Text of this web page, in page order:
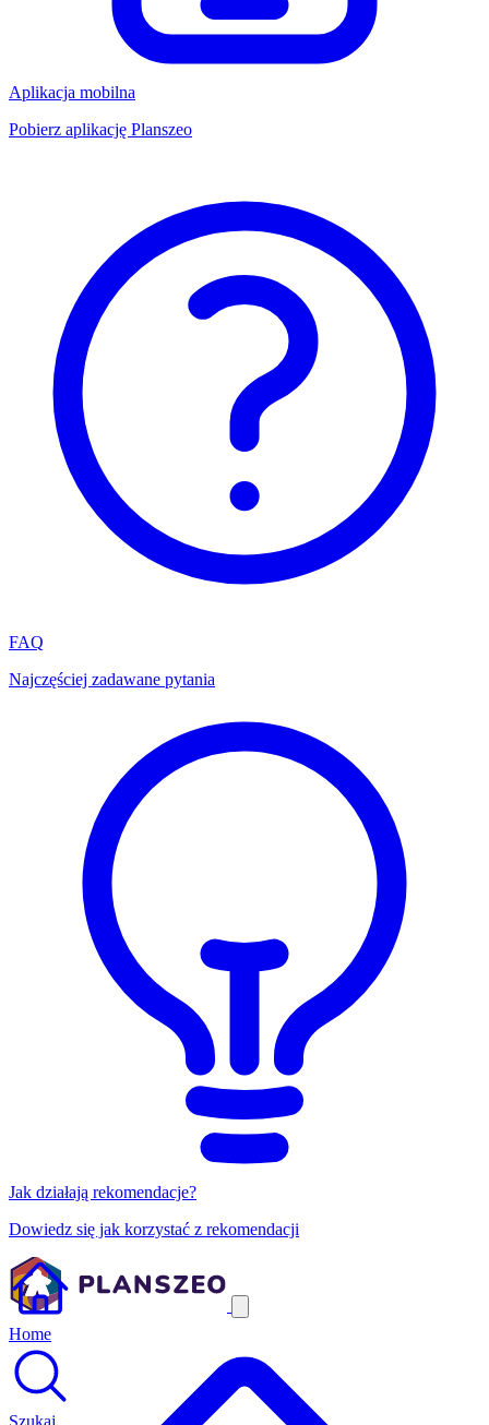
Aplikacja mobilna
Pobierz aplikację Planszeo
FAQ
Najczęściej zadawane pytania
Jak działają rekomendacje?
Dowiedz się jak korzystać z rekomendacji
Home
Szukaj